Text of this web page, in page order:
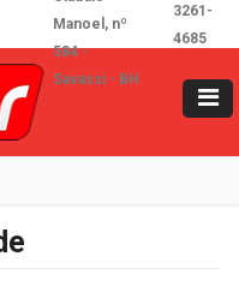
Manoel, nº
584 -
Savassi - BH
3261-
4685